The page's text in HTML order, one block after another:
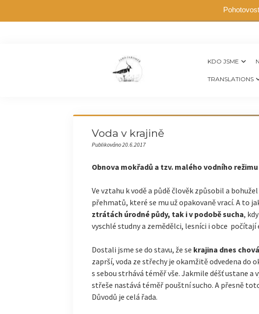
KDO JSME
TRANSLATIONS
Voda v krajině
Publikováno 20.6.2017
Obnova mokřadů a tzv. malého vodního režimu
Ve vztahu k vodě a půdě člověk způsobil a
přehmatů, které se mu už opakovaně vrací. A to
ztrátách úrodné půdy, tak i v podobě sucha,
vyschlé studny a zemědělci, lesníci i obce
Dostali jsme se do stavu, že se krajina dnes
zaprší, voda ze střechy je okamžitě odvedena do
s sebou strhává téměř vše. Jakmile déšť ustane a
střeše nastává téměř pouštní sucho. A přesně
Důvodů je celá řada.